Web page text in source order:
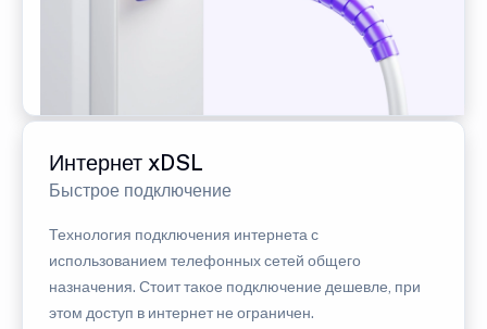
Интернет xDSL
Быстрое подключение
Технология подключения интернета с
использованием телефонных сетей общего
назначения. Стоит такое подключение дешевле, при
этом доступ в интернет не ограничен.